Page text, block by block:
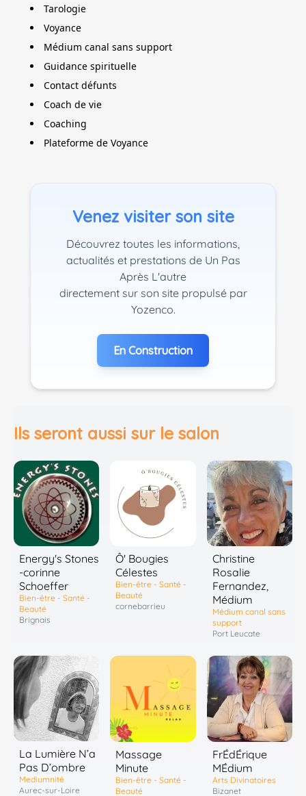
Tarologie
Voyance
Médium canal sans support
Guidance spirituelle
Contact défunts
Coach de vie
Coaching
Plateforme de Voyance
Venez visiter son site
Découvrez toutes les informations,
actualités et prestations de Un Pas
Après L'autre
directement sur son site propulsé par
Yozenco.
En Construction
Ils seront aussi sur le salon
Energy's Stones
-corinne
Schoeffer
Bien-être - Santé -
Beauté
Brignais
Ô' Bougies
Célestes
Bien-être - Santé -
Beauté
cornebarrieu
Christine
Rosalie
Fernandez,
Médium
Médium canal sans
support
Port Leucate
La Lumière N’a
Pas D’ombre
Mediumnité
Aurec-sur-Loire
Massage
Minute
Bien-être - Santé -
Beauté
FrÉdÉrique
MÉdium
Arts Divinatoires
Bizanet